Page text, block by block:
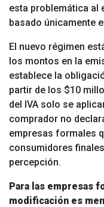
esta problemática al
basado únicamente
El nuevo régimen
los montos en la
establece la
partir de los $10
del IVA solo se
comprador no
empresas formales
consumidores
percepción.
Para las empresas
modificación es